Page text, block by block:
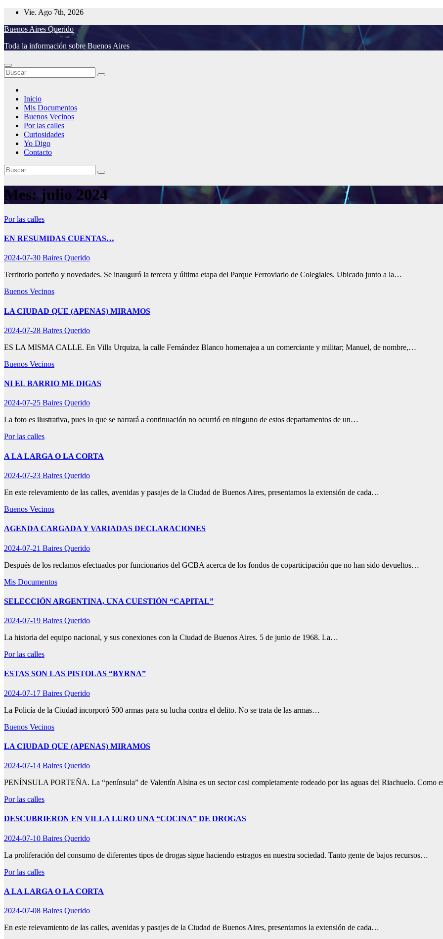
Saltar
contenido
Vie. Ago 7th, 2026
Buenos Aires Querido
Toda la información sobre Buenos Aires
Inicio
Mis Documentos
Buenos Vecinos
Por las calles
Curiosidades
Yo Digo
Contacto
Mes: julio 2024
Por las calles
EN RESUMIDAS CUENTAS…
2024-07-30 Baires Querido
Territorio porteño y novedades. Se inauguró la tercera y última etapa del Parque Ferroviario de Colegiales. Ubicado junto a la…
Buenos Vecinos
LA CIUDAD QUE (APENAS) MIRAMOS
2024-07-28 Baires Querido
ES LA MISMA CALLE. En Villa Urquiza, la calle Fernández Blanco homenajea a un comerciante y militar; Manuel, de nombre,…
Buenos Vecinos
NI EL BARRIO ME DIGAS
2024-07-25 Baires Querido
La foto es ilustrativa, pues lo que se narrará a continuación no ocurrió en ninguno de estos departamentos de un…
Por las calles
A LA LARGA O LA CORTA
2024-07-23 Baires Querido
En este relevamiento de las calles, avenidas y pasajes de la Ciudad de Buenos Aires, presentamos la extensión de cada…
Buenos Vecinos
AGENDA CARGADA Y VARIADAS DECLARACIONES
2024-07-21 Baires Querido
Después de los reclamos efectuados por funcionarios del GCBA acerca de los fondos de coparticipación que no han sido devueltos…
Mis Documentos
SELECCIÓN ARGENTINA, UNA CUESTIÓN “CAPITAL”
2024-07-19 Baires Querido
La historia del equipo nacional, y sus conexiones con la Ciudad de Buenos Aires. 5 de junio de 1968. La…
Por las calles
ESTAS SON LAS PISTOLAS “BYRNA”
2024-07-17 Baires Querido
La Policía de la Ciudad incorporó 500 armas para su lucha contra el delito. No se trata de las armas…
Buenos Vecinos
LA CIUDAD QUE (APENAS) MIRAMOS
2024-07-14 Baires Querido
PENÍNSULA PORTEÑA. La “península” de Valentín Alsina es un sector casi completamente rodeado por las aguas del Riachuelo. Como
Por las calles
DESCUBRIERON EN VILLA LURO UNA “COCINA” DE DROGAS
2024-07-10 Baires Querido
La proliferación del consumo de diferentes tipos de drogas sigue haciendo estragos en nuestra sociedad. Tanto gente de bajos recursos…
Por las calles
A LA LARGA O LA CORTA
2024-07-08 Baires Querido
En este relevamiento de las calles, avenidas y pasajes de la Ciudad de Buenos Aires, presentamos la extensión de cada…